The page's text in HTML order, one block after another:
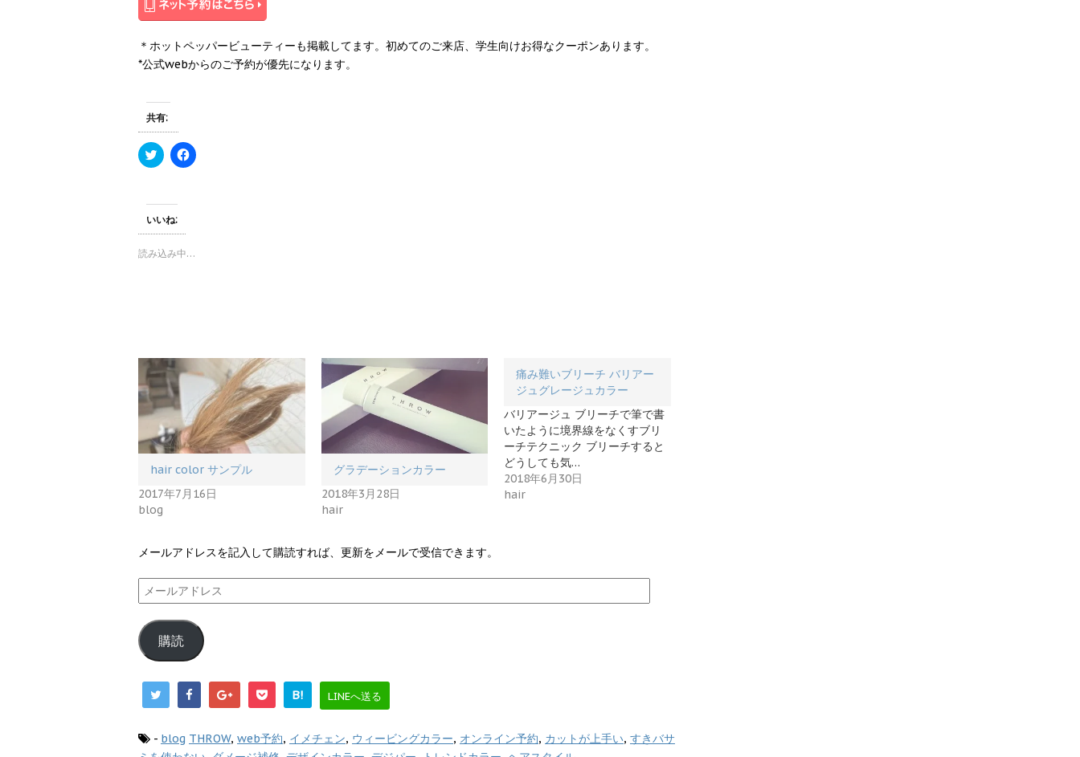
＊ホットペッパービューティーも掲載してます。初めてのご来店、学生向けお得なクーポンあります。
*公式webからのご予約が優先になります。
共有:
ク
リ
て
T
w
i
t
t
ウ
ィ
ン
ド
ウ
で
開
き
ま
す
)
F
a
有
て
く
い
新
し
い
ウ
ィ
ン
ド
ウ
す
いいね:
読み込み中…
hair color サンプル
2017年7月16日
blog
グラデーションカラー
2018年3月28日
hair
痛み難いブリーチ バリアー
ジュグレージュカラー
バリアージュ ブリーチで筆で書
いたように境界線をなくすブリ
ーチテクニック ブリーチすると
どうしても気…
2018年6月30日
hair
メールアドレスを記入して購読すれば、更新をメールで受信できます。
メ
ー
ル
ア
ド
レ
購読
B! LINEへ送る
- blog THROW, web予約, イメチェン, ウィービングカラー, オンライン予約, カットが上手い, すきバサ